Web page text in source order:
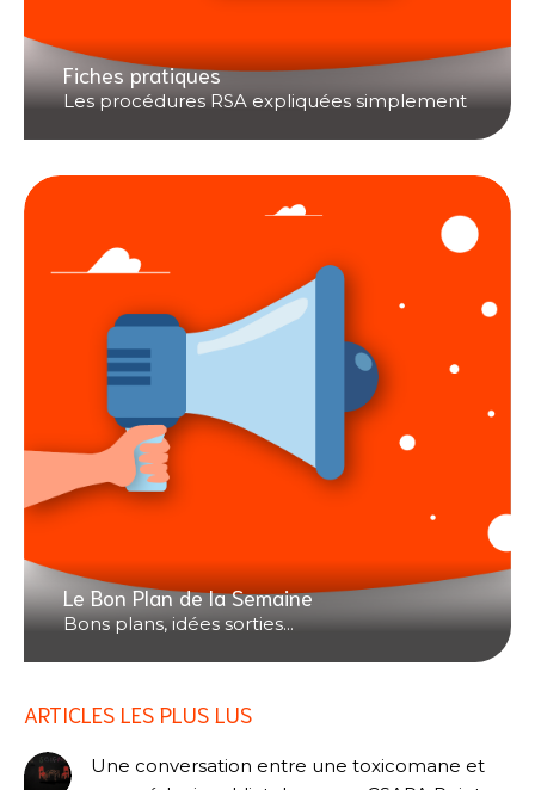
Fiches pratiques
Les procédures RSA expliquées simplement
Le Bon Plan de la Semaine
Bons plans, idées sorties...
ARTICLES LES PLUS LUS
Une conversation entre une toxicomane et